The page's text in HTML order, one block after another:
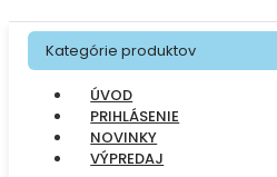
Kategórie produktov
ÚVOD
PRIHLÁSENIE
NOVINKY
VÝPREDAJ